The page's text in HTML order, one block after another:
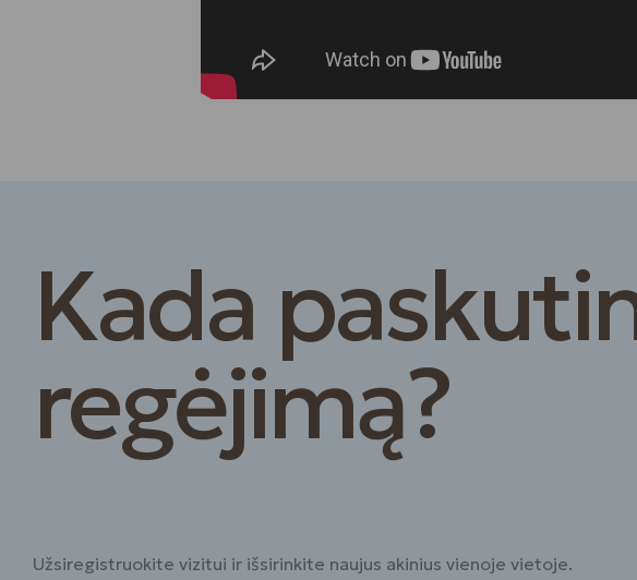
Kada
regėjimą?
Užsiregistruokite vizitui ir išsirinkite naujus akinius vienoje vietoje.